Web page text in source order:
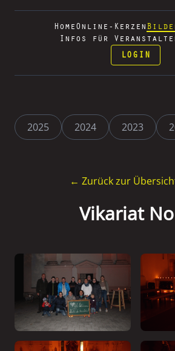
Home Online-Kerzen
Infos für
LOGIN
2025 2024 2023
← Zurück zur
Vikariat